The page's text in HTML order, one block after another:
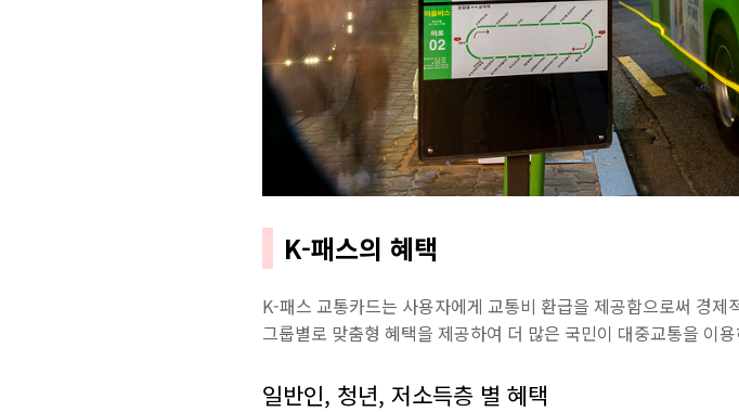
K-패스의 혜택
K-패스 교통카드는 사용자에게 교통비 환급을 제공함으로써 경
그룹별로 맞춤형 혜택을 제공하여 더 많은 국민이 대중교통을 이
일반인, 청년, 저소득층 별 혜택